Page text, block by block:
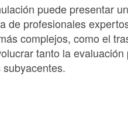
puede presentar
de profesionales
complejos, como el
tanto la